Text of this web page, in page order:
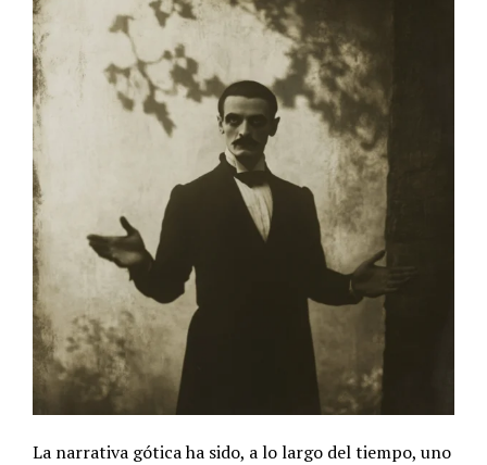
La narrativa gótica ha sido, a lo largo del tiempo, uno